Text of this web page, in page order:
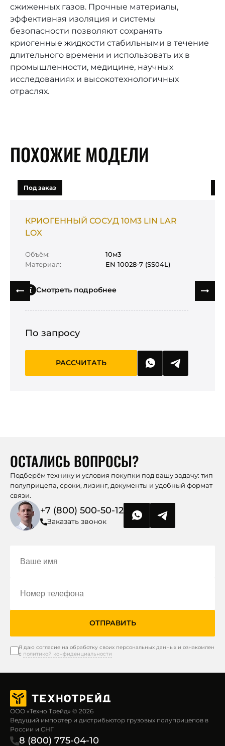
сжиженных газов. Прочные материалы,
эффективная изоляция и системы
безопасности позволяют сохранять
криогенные жидкости стабильными в течение
длительного времени и использовать их в
промышленности, медицине, научных
исследованиях и высокотехнологичных
отраслях.
ПОХОЖИЕ МОДЕЛИ
Под заказ
КРИОГЕННЫЙ СОСУД 10М3 LIN LAR
LOX
Объём:
10м3
Материал:
EN 10028-7 (SS04L)
Смотреть подробнее
По запросу
РАССЧИТАТЬ
ОСТАЛИСЬ ВОПРОСЫ?
Подберём технику и условия покупки под вашу задачу: тип
полуприцепа, сроки, лизинг, документы и удобный формат
связи.
+7 (800) 500-50-12
Заказать звонок
ОТПРАВИТЬ
Я даю согласие на обработку своих персональных данных и ознакомлен
с политикой конфиденциальности
ООО «Техно Трейд» © 2026
Ведущий импортер и дистрибьютор грузовых полуприцепов в
России и СНГ
8 (800) 775-04-10